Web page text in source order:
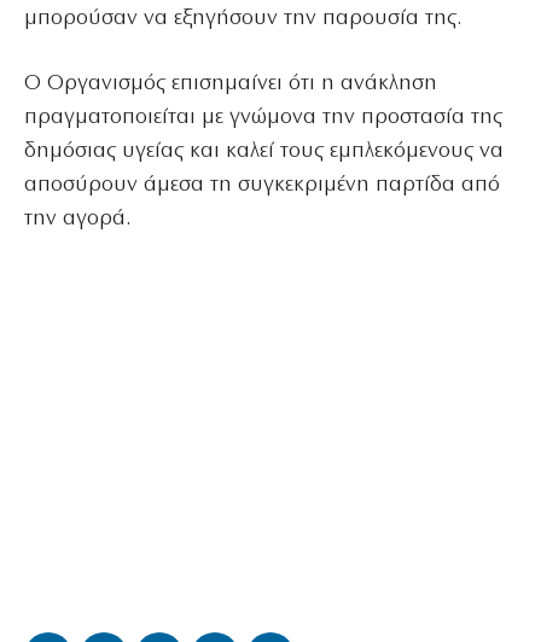
μπορούσαν να εξηγήσουν την παρουσία της.
Ο Οργανισμός επισημαίνει ότι η ανάκληση
πραγματοποιείται με γνώμονα την προστασία της
δημόσιας υγείας και καλεί τους εμπλεκόμενους να
αποσύρουν άμεσα τη συγκεκριμένη παρτίδα από
την αγορά.